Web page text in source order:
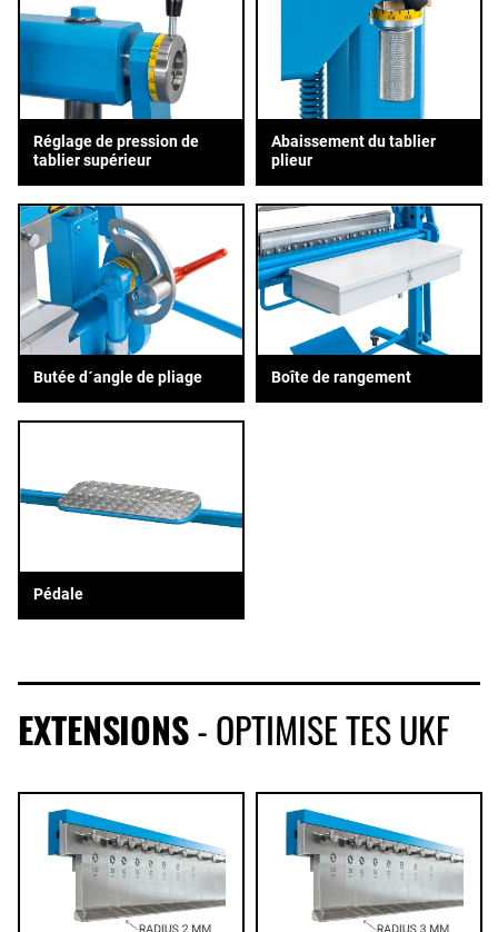
Réglage de pression de
tablier supérieur
Abaissement du tablier
plieur
Butée d´angle de pliage Boîte de rangement
Pédale
EXTENSIONS- OPTIMISE TES UKF